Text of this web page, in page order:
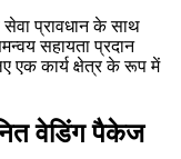
सेवा प्रावधान के साथ
सहायता प्रदान
एक कार्य क्षेत्र के रूप में
वेडिंग पैकेज